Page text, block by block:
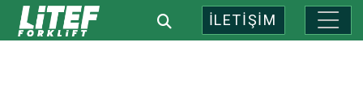
İLETİŞİM